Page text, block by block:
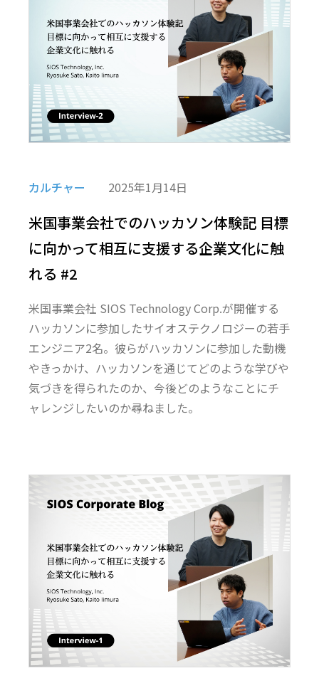
カルチャー 2025年1月14日
米国事業会社でのハッカソン体験記―― 目標
に向かって相互に支援する企業文化に触
れる #2
米国事業会社 SIOS Technology Corp.が開催する
ハッカソンに参加したサイオステクノロジーの若手
エンジニア2名。彼らがハッカソンに参加した動機
やきっかけ、ハッカソンを通じてどのような学びや
気づきを得られたのか、今後どのようなことにチ
ャレンジしたいのか尋ねました。